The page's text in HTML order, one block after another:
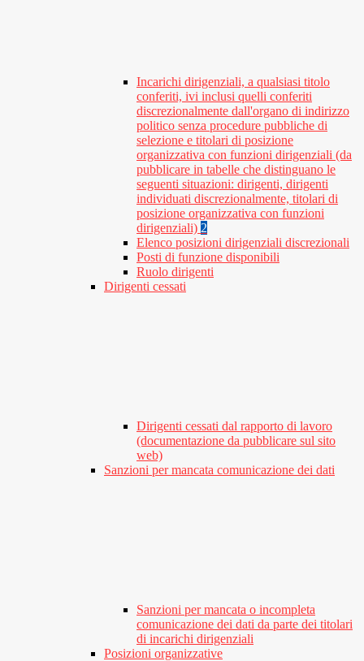
Incarichi dirigenziali, a qualsiasi titolo
conferiti, ivi inclusi quelli conferiti
discrezionalmente dall'organo di indirizzo
politico senza procedure pubbliche di
selezione e titolari di posizione
organizzativa con funzioni dirigenziali (da
pubblicare in tabelle che distinguano le
seguenti situazioni: dirigenti, dirigenti
individuati discrezionalmente, titolari di
posizione organizzativa con funzioni
dirigenziali) 2
Elenco posizioni dirigenziali discrezionali
Posti di funzione disponibili
Ruolo dirigenti
Dirigenti cessati
Dirigenti cessati dal rapporto di lavoro
(documentazione da pubblicare sul sito
web)
Sanzioni per mancata comunicazione dei dati
Sanzioni per mancata o incompleta
comunicazione dei dati da parte dei titolari
di incarichi dirigenziali
Posizioni organizzative